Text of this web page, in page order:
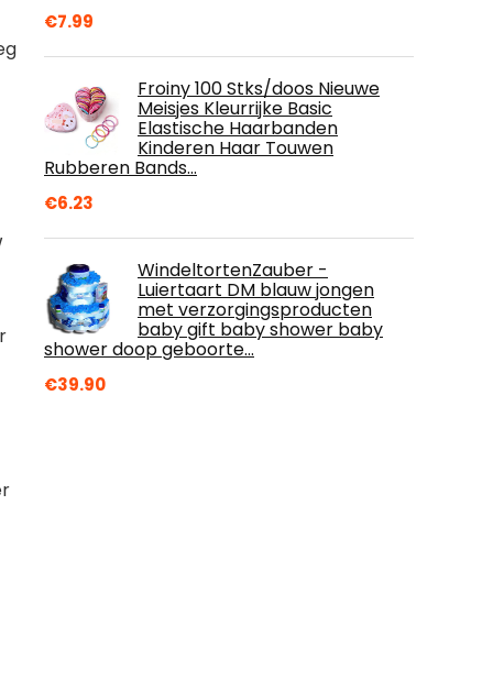
€7.99
Froiny 100 Stks/doos Nieuwe
Meisjes Kleurrijke Basic
Elastische Haarbanden
Kinderen Haar Touwen
Rubberen Bands…
€6.23
WindeltortenZauber -
Luiertaart DM blauw jongen
met verzorgingsproducten
baby gift baby shower baby
shower doop geboorte…
€39.90